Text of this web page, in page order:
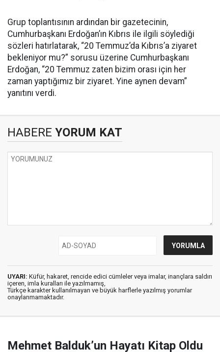
Grup toplantısının ardından bir gazetecinin,
Cumhurbaşkanı Erdoğan’ın Kıbrıs ile ilgili söylediği
sözleri hatırlatarak, “20 Temmuz’da Kıbrıs’a ziyaret
bekleniyor mu?” sorusu üzerine Cumhurbaşkanı
Erdoğan, “20 Temmuz zaten bizim orası için her
zaman yaptığımız bir ziyaret. Yine aynen devam”
yanıtını verdi.
HABERE YORUM KAT
UYARI: Küfür, hakaret, rencide edici cümleler veya imalar, inançlara saldırı
içeren, imla kuralları ile yazılmamış,
Türkçe karakter kullanılmayan ve büyük harflerle yazılmış yorumlar
onaylanmamaktadır.
Mehmet Balduk’un Hayatı Kitap Oldu